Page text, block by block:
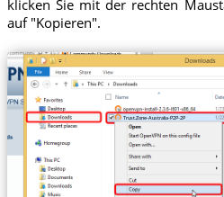
klicken Sie mit der rechten
auf "Kopieren".
Trust.Zone-Australia-P2P-2P